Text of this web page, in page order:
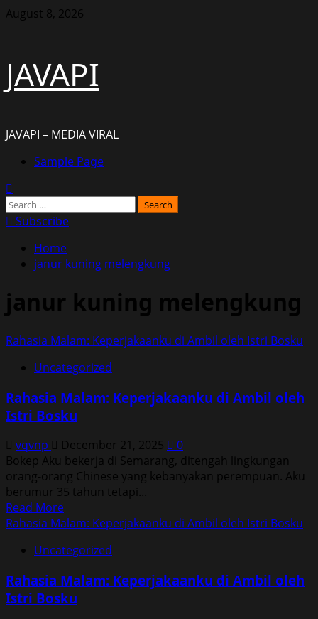
Skip
August 8, 2026
JAVAPI
JAVAPI – MEDIA VIRAL
PrimarySample Page
Search
for:Subscribe
Home
janur kuning melengkung
janur kuning melengkung
Rahasia Malam: Keperjakaanku di Ambil oleh Istri Bosku
Uncategorized
Rahasia Malam: Keperjakaanku di Ambil oleh
Istri Bosku
vqvnp December 21, 2025
0
Bokep Aku bekerja di Semarang, ditengah lingkungan
orang-orang Chinese yang kebanyakan perempuan. Aku
berumur 35 tahun tetapi...
Read MoreRead
more
Rahasia
Keperjakaanku
di
Rahasia Malam: Keperjakaanku di Ambil oleh Istri Bosku
Uncategorized
Rahasia Malam: Keperjakaanku di Ambil oleh
Istri Bosku